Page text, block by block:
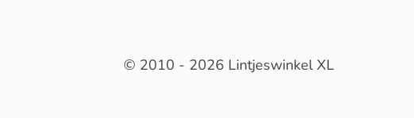
© 2010 - 2026 Lintjeswinkel XL